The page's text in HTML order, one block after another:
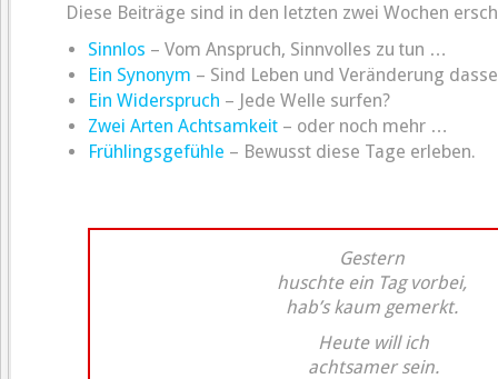
Diese Beiträge sind in den letzten zwei Wochen
Sinnlos – Vom Anspruch, Sinnvolles zu tun …
Ein Synonym – Sind Leben und Veränderung
Ein Widerspruch – Jede Welle surfen?
Zwei Arten Achtsamkeit – oder noch mehr …
Frühlingsgefühle – Bewusst diese Tage erleben.
Gestern
huschte ein Tag vorbei,
hab’s kaum gemerkt.
Heute will ich
achtsamer sein.